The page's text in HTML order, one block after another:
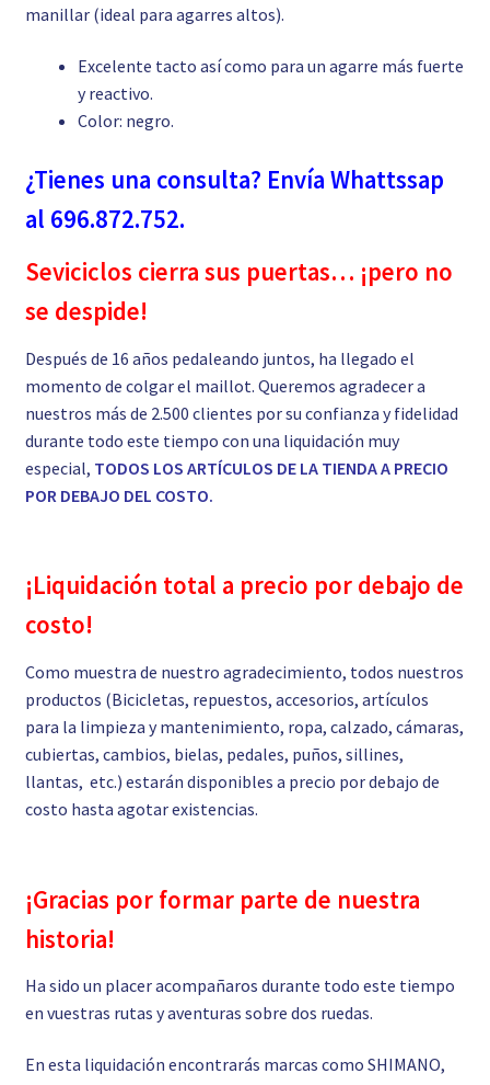
manillar (ideal para agarres altos).
Excelente tacto así como para un agarre más fuerte
y reactivo.
Color: negro.
¿Tienes una consulta? Envía Whattssap
al 696.872.752.
Seviciclos cierra sus puertas… ¡pero no
se despide!
Después de 16 años pedaleando juntos, ha llegado el
momento de colgar el maillot. Queremos agradecer a
nuestros más de 2.500 clientes por su confianza y fidelidad
durante todo este tiempo con una liquidación muy
especial, TODOS LOS ARTÍCULOS DE LA TIENDA A PRECIO
POR DEBAJO DEL COSTO.
¡Liquidación total a precio por debajo de
costo!
Como muestra de nuestro agradecimiento, todos nuestros
productos (Bicicletas, repuestos, accesorios, artículos
para la limpieza y mantenimiento, ropa, calzado, cámaras,
cubiertas, cambios, bielas, pedales, puños, sillines,
llantas, etc.) estarán disponibles a precio por debajo de
costo hasta agotar existencias.
¡Gracias por formar parte de nuestra
historia!
Ha sido un placer acompañaros durante todo este tiempo
en vuestras rutas y aventuras sobre dos ruedas.
En esta liquidación encontrarás marcas como SHIMANO,